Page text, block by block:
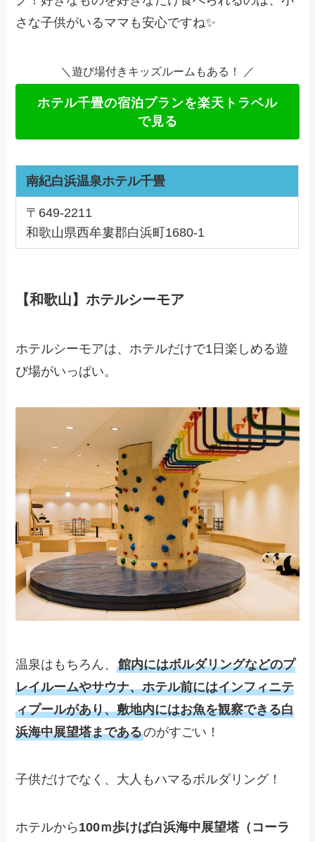
さな子供がいるママも安心ですね✨️
＼遊び場付きキッズルームもある！ ／
ホテル千畳の宿泊プランを楽天トラベル
で見る
南紀白浜温泉ホテル千畳
〒649-2211
和歌山県西牟婁郡白浜町1680-1
【和歌山】ホテルシーモア
ホテルシーモアは、ホテルだけで1日楽しめる遊
び場がいっぱい。
温泉はもちろん、館内にはボルダリングなどのプ
レイルームやサウナ、ホテル前にはインフィニテ
ィプールがあり、敷地内にはお魚を観察できる白
浜海中展望塔まであるのがすごい！
子供だけでなく、大人もハマるボルダリング！
ホテルから 100ｍ歩けば白浜海中展望塔（コーラ